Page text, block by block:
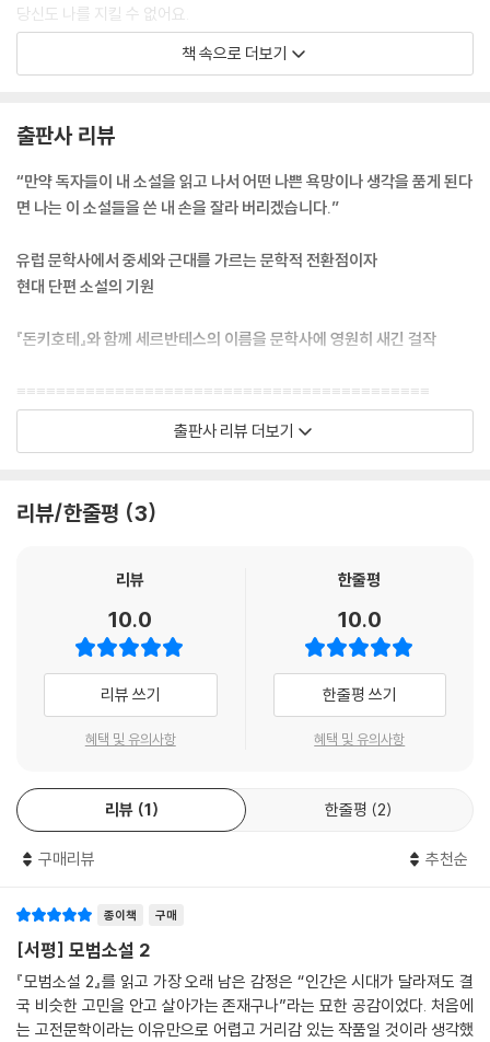
당신도 나를 지킬 수 없어요.
--- p.51 「2권, 질투심 많은 늙은이」 중에서
식 없이 드러나고, 카드놀이는 항상 벌어지고, 싸움은 끊이지 않고, 죽음은
빈번하며, 발걸음마다 이어지는 조롱, 결혼식처럼 춤을 추며, 그림처럼 흘
러가는 세기디야가 이어지고, 후렴구가 반복되는 로만세, 운율도 맞지 않
고, 또 다른 곳에서는 싸움이 일어나며, 이곳에서는 카드놀이가 진행되고,
그리고 어디서든 도둑질이 벌어진다.
니다.”
--- p.173 「2권, 남장을 한 여인」 중에서
이 전달되는 창입니다. 하지만 지금은 제 슬픔을 누구와도 나눌 수 없다는
‘남을 속이는 데서 즐거움을 얻는 사람은 남에게 속더라도 불평해선 안 된
--- p.294 「2권, 사기 결혼」 중에서
선한 일을 하려면 먼저 선한 생각을 해야 하거든. 그런데 내 생각은 늘 나쁜
쪽으로 흘러갈 수밖에 없어.
책 속으로 더보기
출판사 리뷰
“만약 독자들이 내 소설을 읽고 나서 어떤 나쁜 욕망이나 생각을 품게 된다
면 나는 이 소설들을 쓴 내 손을 잘라 버리겠습니다.”
유럽 문학사에서 중세와 근대를 가르는 문학적 전환점이자
현대 단편 소설의 기원
『돈키호테』와 함께 세르반테스의 이름을 문학사에 영원히 새긴 걸작
≡≡≡≡≡≡≡≡≡≡≡≡≡≡≡≡≡≡≡≡≡≡≡≡≡≡≡≡≡≡≡≡≡≡≡≡≡≡≡≡≡≡
인류 역사상 가장 위대한 소설가 중 한 명으로 꼽히는 미겔 데 세르반테스
학자 최초로 수상한 박철 교수의 번역으로 출간된 세계문학전집 판본은 2
다. 불멸의 고전 『돈키호테』를 통해 근대 문학을 창시한 세르반테스는 이
를 선보였다는 평가를 받는다. 작가 스스로가 카스티야어로 소설을 쓴 최
초의 사람이라고 자부했을 만큼, 이 작품들은 당시 유럽을 지배하던 이탈
리아 예술의 형식을 단순히 모방하는 데 그치지 않고 스페인만의 독특한
공기와 시대상을 생생하게 담아냈다.
세르반테스의 삶은 그의 소설만큼이나 파란만장한 고난의 연속이었다. 15
47년 가난한 가문의 아들로 태어난 그는 레판토 해전에 참전하여 왼손을
못 쓰게 되는 부상을 입었으며, 귀국길에는 해적에게 붙잡혀 알제에서 오
횡령 혐의로 옥고를 치르는 등 평생을 빈곤과 불운 속에서 보냈지만, 그는
이러한 비극적 경험을 인간 본성에 대한 깊은 통찰과 유머로 승화시켰다.
『모범소설』은 그가 말년에 이르러 자신의 문학적 역량을 집대성하여 발표
한 결과물로, 삶의 신산함을 견뎌낸 노작가의 관조와 지혜가 서사 곳곳에
녹아 있다.
출판사 리뷰 더보기
리뷰/한줄평 3
리뷰
10.0
리뷰 쓰기
혜택 및 유의사항
한줄평
10.0
한줄평 쓰기
혜택 및 유의사항
리뷰 1 한줄평 2
구매리뷰 추천순
종이책 구매
[서평] 모범소설 2
『모범소설 2』를 읽고 가장 오래 남은 감정은 “인간은 시대가 달라져도 결
국 비슷한 고민을 안고 살아가는 존재구나”라는 묘한 공감이었다. 처음에
는 고전문학이라는 이유만으로 어렵고 거리감 있는 작품일 것이라 생각했